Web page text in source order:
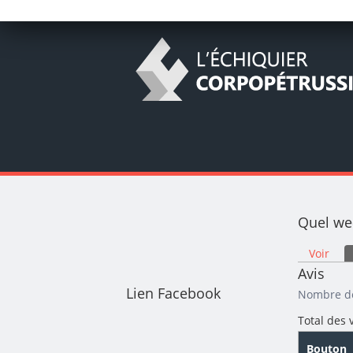
Quel
Voir
Avis
Nombre
Total des
Bouton
Lien Facebook